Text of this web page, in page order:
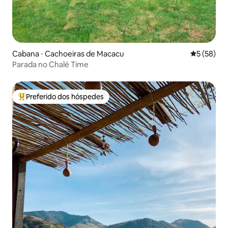
Cabana ⋅ Cachoeiras de Macacu 5 de uma
5 (58)
Parada no Chalé Time
Entre os melhores preferidos dos hóspedes
Preferido dos hóspedes